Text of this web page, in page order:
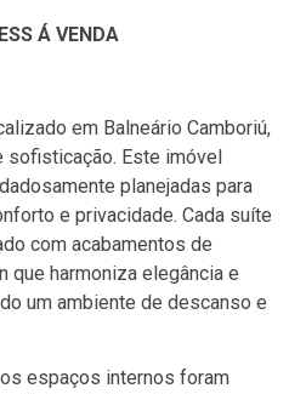
Á VENDA
em Balneário Camboriú,
sofisticação. Este imóvel
planejadas para
e privacidade. Cada suíte
com acabamentos de
que harmoniza elegância e
um ambiente de descanso e
espaços internos foram